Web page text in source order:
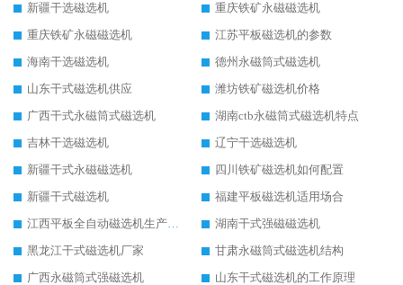
新疆干选磁选机
重庆铁矿永磁磁选机
重庆铁矿永磁磁选机
江苏平板磁选机的参数
海南干选磁选机
德州永磁筒式磁选机
山东干式磁选机供应
潍坊铁矿磁选机价格
广西干式永磁筒式磁选机
湖南ctb永磁筒式磁选机特点
吉林干选磁选机
辽宁干选磁选机
新疆干式永磁磁选机
四川铁矿磁选机如何配置
新疆干式磁选机
福建平板磁选机适用场合
江西平板全自动磁选机生产厂家
湖南干式强磁磁选机
黑龙江干式磁选机厂家
甘肃永磁筒式磁选机结构
广西永磁筒式强磁选机
山东干式磁选机的工作原理